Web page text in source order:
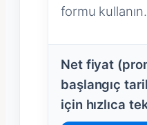
formu kullanın.
Net fiyat
başlangıç
için hızlıca